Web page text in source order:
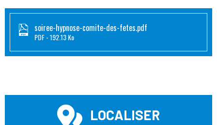
soiree-hypnose-comite-des-fetes.pdf
PDF 192.13 Ko
LOCALISER